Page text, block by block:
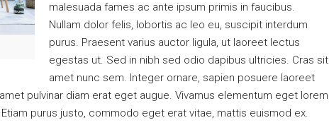
malesuada fames ac ante ipsum primis in faucibus.
Nullam dolor felis, lobortis ac leo eu, suscipit interdum
purus. Praesent varius auctor ligula, ut laoreet lectus
egestas ut. Sed in nibh sed odio dapibus ultricies. Cras sit
amet nunc sem. Integer ornare, sapien posuere laoreet
pulvinar diam erat eget augue. Vivamus elementum eget lorem
purus justo, commodo eget erat vitae, mattis euismod ex.